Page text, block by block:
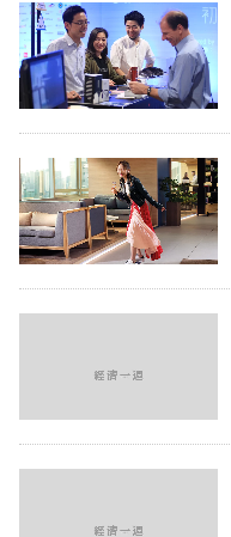
職
場
生
時
事
欄
區